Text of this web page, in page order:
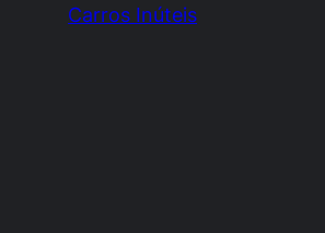
Carros Inúteis